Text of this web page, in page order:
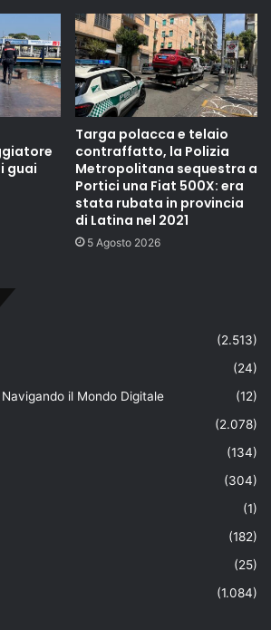
guai
Targa polacca e telaio
contraffatto, la Polizia
Metropolitana sequestra a
Portici una Fiat 500X: era
stata rubata in provincia
di Latina nel 2021
5 Agosto 2026
(2.513)
(24)
il Mondo Digitale
(12)
(2.078)
(134)
(304)
(1)
(182)
(25)
(1.084)